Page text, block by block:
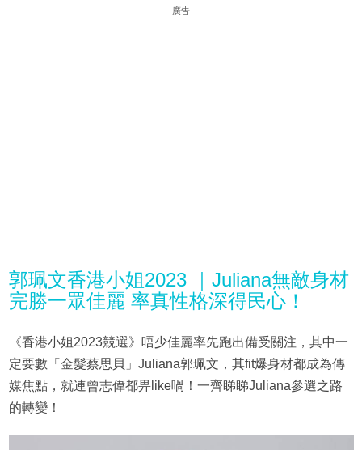
廣告
郭珮文香港小姐2023 ｜Juliana無敵身材
完勝一眾佳麗 率真性格深得民心！
《香港小姐2023競選》唔少佳麗率先跑出備受關注，其中一
定要數「金髮蔡思貝」Juliana郭珮文，其fit爆身材都成為傳
媒焦點，就連曾志偉都畀like喎！一齊睇睇Juliana參選之路
的轉變！